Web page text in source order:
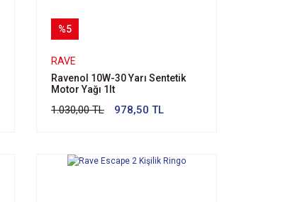
%5
RAVE
Ravenol 10W-30 Yarı Sentetik
Motor Yağı 1lt
1.030,00 TL 978,50 TL